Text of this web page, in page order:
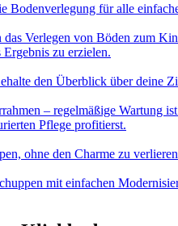
Bodenverlegung für alle
Verlegen von Böden zum
zu erzielen.
den Überblick über deine
– regelmäßige Wartung
Pflege profitierst.
ohne den Charme zu verlieren
mit einfachen